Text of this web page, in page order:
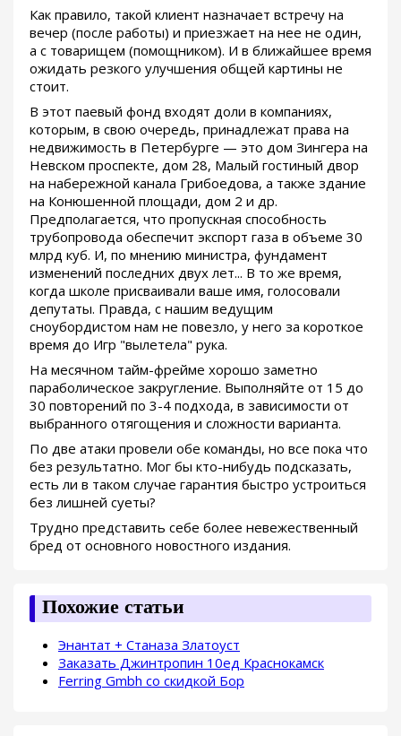
Как правило, такой клиент назначает встречу на
вечер (после работы) и приезжает на нее не один,
а с товарищем (помощником). И в ближайшее время
ожидать резкого улучшения общей картины не
стоит.
В этот паевый фонд входят доли в компаниях,
которым, в свою очередь, принадлежат права на
недвижимость в Петербурге — это дом Зингера на
Невском проспекте, дом 28, Малый гостиный двор
на набережной канала Грибоедова, а также здание
на Конюшенной площади, дом 2 и др.
Предполагается, что пропускная способность
трубопровода обеспечит экспорт газа в объеме 30
млрд куб. И, по мнению министра, фундамент
изменений последних двух лет... В то же время,
когда школе присваивали ваше имя, голосовали
депутаты. Правда, с нашим ведущим
сноубордистом нам не повезло, у него за короткое
время до Игр "вылетела" рука.
На месячном тайм-фрейме хорошо заметно
параболическое закругление. Выполняйте от 15 до
30 повторений по 3-4 подхода, в зависимости от
выбранного отягощения и сложности варианта.
По две атаки провели обе команды, но все пока что
без результатно. Мог бы кто-нибудь подсказать,
есть ли в таком случае гарантия быстро устроиться
без лишней суеты?
Трудно представить себе более невежественный
бред от основного новостного издания.
Похожие статьи
Энантат + Станаза Златоуст
Заказать Джинтропин 10ед Краснокамск
Ferring Gmbh со скидкой Бор